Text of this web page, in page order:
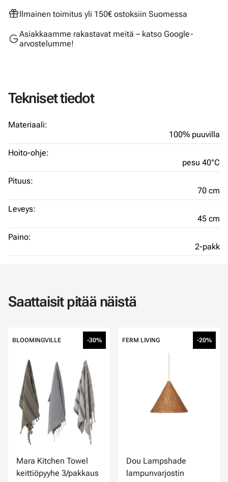
Ilmainen toimitus yli 150€ ostoksiin Suomessa
Asiakkaamme rakastavat meitä – katso Google-
arvostelumme!
Tekniset tiedot
Materiaali:
100% puuvilla
Hoito-ohje:
pesu 40°C
Pituus:
70 cm
Leveys:
45 cm
Paino:
2-pakk
Saattaisit pitää näistä
BLOOMINGVILLE -30%
Mara Kitchen Towel
keittiöpyyhe 3/pakkaus
FERM LIVING -20%
Dou Lampshade
lampunvarjostin